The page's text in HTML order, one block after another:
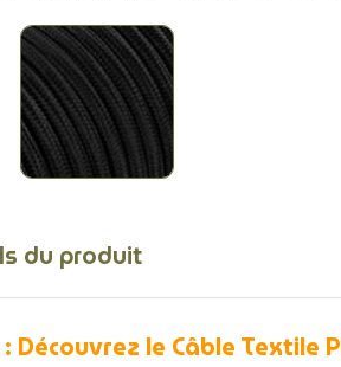
du produit
Découvrez le Câble